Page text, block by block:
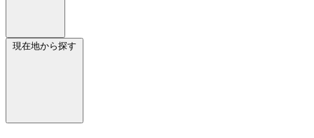
現在地から探す